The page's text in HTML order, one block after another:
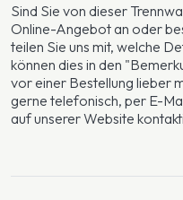
Sind Sie von dieser
Online-Angebot an oder
teilen Sie uns mit, welche
können dies in den
vor einer Bestellung lieber
gerne telefonisch, per E-
auf unserer Website